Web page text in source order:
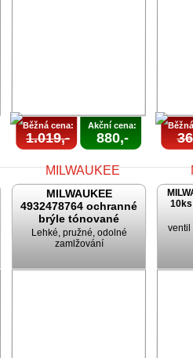
Běžná cena:
1.019,-
Akční cena:
880,-
MILWAUKEE
4932478764 ochranné
brýle tónované
Lehké, pružné, odolné
zamlžování
ventil